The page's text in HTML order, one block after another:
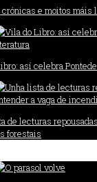
e moitos máis
así celebra
de lecturas
forestais